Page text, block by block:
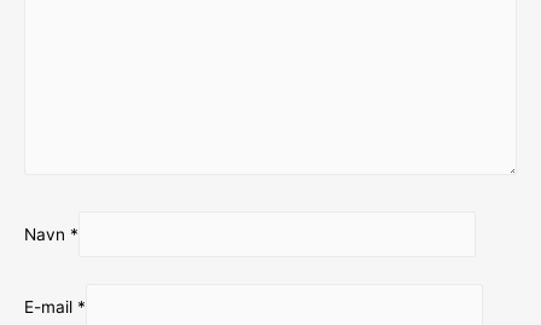
Navn *
E-mail *